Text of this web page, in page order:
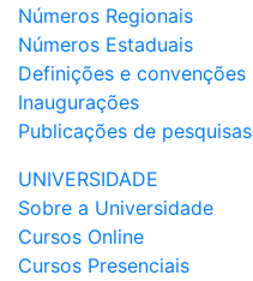
Números Regionais
Números Estaduais
Definições e convenções
Inaugurações
Publicações de pesquisas
UNIVERSIDADE
Sobre a Universidade
Cursos Online
Cursos Presenciais